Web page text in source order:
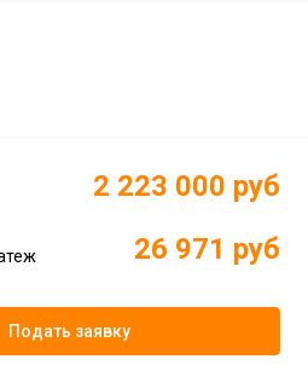
2 223 000 руб
26 971 руб
Подать заявку